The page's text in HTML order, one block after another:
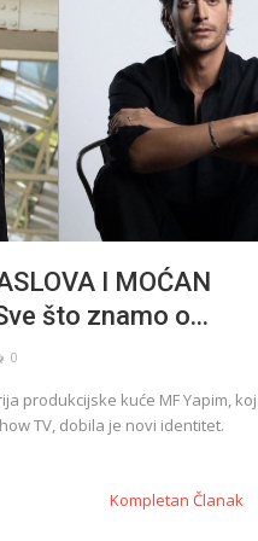
I MOĆAN
što znamo o...
0
produkcijske kuće MF Yapim,
TV, dobila je novi identitet.
Kompletan Članak
Sarikaya ponovo na meti